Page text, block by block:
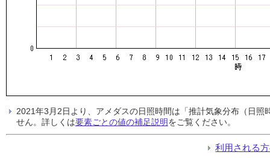
2021年3月2日より、アメダスの日照時間は「推計気象分布（日
せん。詳しくは要素ごとの値の補足説明をご覧ください。
利用される